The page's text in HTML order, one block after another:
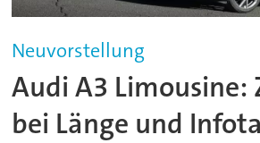
Neuvorstellung
Audi A3 Limousine:
bei Länge und